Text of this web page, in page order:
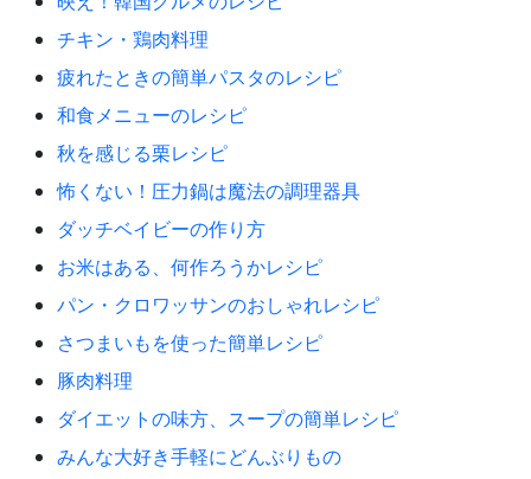
チキン・鶏肉料理
疲れたときの簡単パスタのレシピ
和食メニューのレシピ
秋を感じる栗レシピ
怖くない！圧力鍋は魔法の調理器具
ダッチベイビーの作り方
お米はある、何作ろうかレシピ
パン・クロワッサンのおしゃれレシピ
さつまいもを使った簡単レシピ
豚肉料理
ダイエットの味方、スープの簡単レシピ
みんな大好き手軽にどんぶりもの